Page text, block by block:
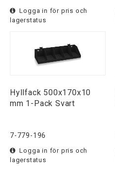
Logga in för pris och
lagerstatus
Hyllfack 500x170x10
mm 1-Pack Svart
7-779-196
Logga in för pris och
lagerstatus